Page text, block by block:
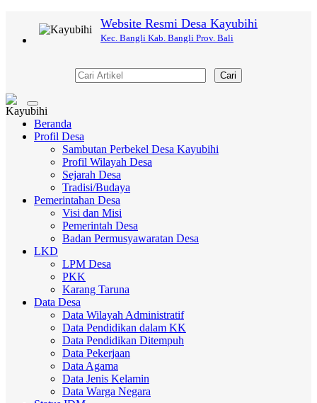
Website Resmi Desa Kayubihi
Kec. Bangli Kab. Bangli Prov. Bali
Cari
Toggle
navigation
Beranda
Profil Desa
Sambutan Perbekel Desa Kayubihi
Profil Wilayah Desa
Sejarah Desa
Tradisi/Budaya
Pemerintahan Desa
Visi dan Misi
Pemerintah Desa
Badan Permusyawaratan Desa
LKD
LPM Desa
PKK
Karang Taruna
Data Desa
Data Wilayah Administratif
Data Pendidikan dalam KK
Data Pendidikan Ditempuh
Data Pekerjaan
Data Agama
Data Jenis Kelamin
Data Warga Negara